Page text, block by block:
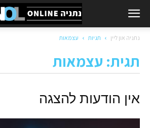
נתניה און ליין תגיות עצמאות
תגית: עצמאות
אין הודעות להצגה